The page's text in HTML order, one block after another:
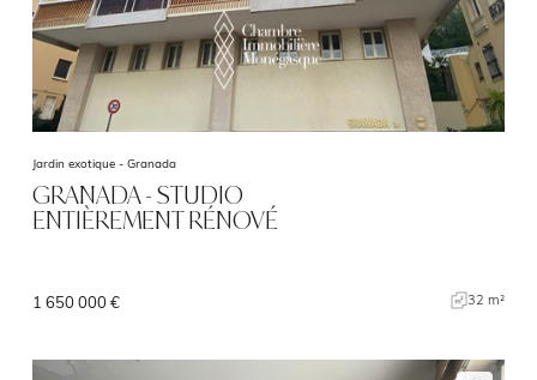
Jardin exotique - Granada
GRANADA - STUDIO
ENTIÈREMENT RÉNOVÉ
1 650 000 € 32 m²